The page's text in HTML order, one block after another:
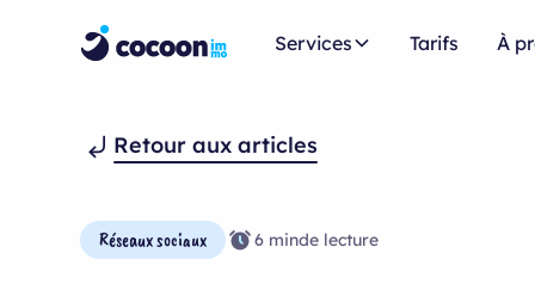
Services Tarifs À
Retour aux articles
Réseaux sociaux 6 minde lecture